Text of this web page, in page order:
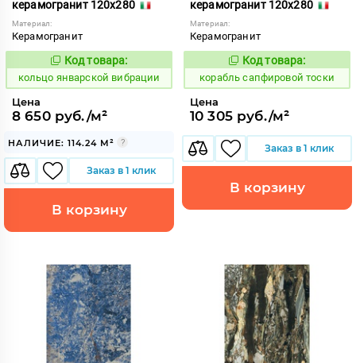
керамогранит 120x280
Материал:
Керамогранит
749635
Код товара:
кольцо январской вибрации
Цена
8 650 руб./м²
НАЛИЧИЕ: 114.24 М²
Заказ в 1 клик
В корзину
керамогранит 120x280
Материал:
Керамогранит
775856
Код товара:
корабль сапфировой тоски
Цена
10 305 руб./м²
Заказ в 1 клик
В корзину